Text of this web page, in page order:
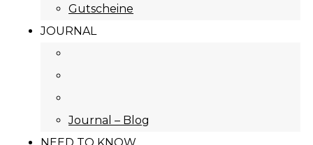
Gutscheine
JOURNAL
Journal – Blog